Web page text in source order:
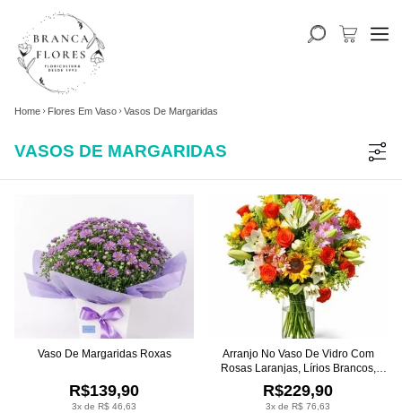
Home Flores Em Vaso Vasos De Margaridas
VASOS DE MARGARIDAS
3x de R$ 46,63
R$139,90
Vaso De Margaridas Roxas
3x de R$ 76,63
R$229,90
Arranjo No Vaso De Vidro Com
Rosas Laranjas, Lírios Brancos,
Girassóis E Margaridas